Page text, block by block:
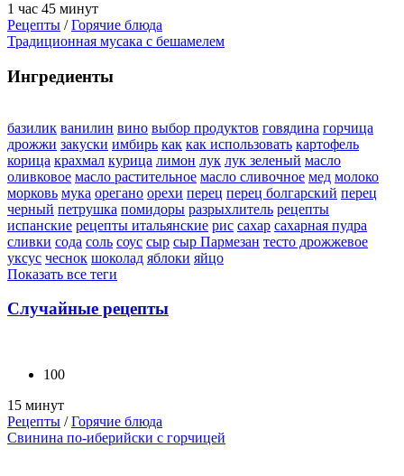
1 час 45 минут
Рецепты /Горячие блюда
Традиционная мусака с бешамелем
Ингредиенты
базилик ванилин вино выбор продуктов говядина горчица
дрожжи закуски имбирь как как использовать картофель
корица крахмал курица лимон лук лук зеленый масло
оливковое масло растительное масло сливочное мед молоко
морковь мука орегано орехи перец перец болгарский перец
черный петрушка помидоры разрыхлитель рецепты
испанские рецепты итальянские рис сахар сахарная пудра
сливки сода соль соус сыр сыр Пармезан тесто дрожжевое
уксус чеснок шоколад яблоки яйцо
Показать все теги
Случайные рецепты
100
15 минут
Рецепты /Горячие блюда
Свинина по-иберийски с горчицей